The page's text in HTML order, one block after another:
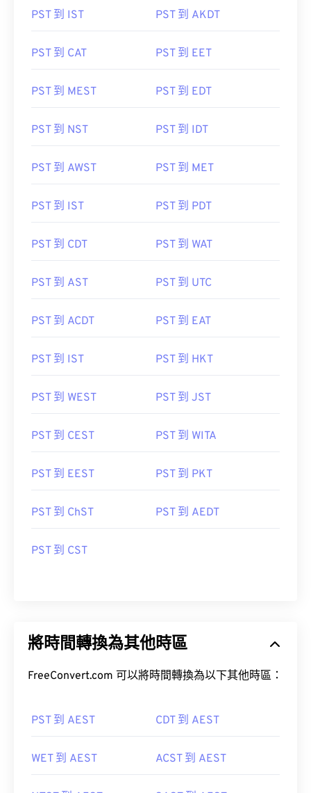
PST 到 IST PST 到 AKDT
PST 到 CAT PST 到 EET
PST 到 MEST PST 到 EDT
PST 到 NST PST 到 IDT
PST 到 AWST PST 到 MET
PST 到 IST PST 到 PDT
PST 到 CDT PST 到 WAT
PST 到 AST PST 到 UTC
PST 到 ACDT PST 到 EAT
PST 到 IST PST 到 HKT
PST 到 WEST PST 到 JST
PST 到 CEST PST 到 WITA
PST 到 EEST PST 到 PKT
PST 到 ChST PST 到 AEDT
PST 到 CST
將時間轉換為其他時區
FreeConvert.com 可以將時間轉換為以下其他時區：
PST 到 AEST CDT 到 AEST
WET 到 AEST ACST 到 AEST